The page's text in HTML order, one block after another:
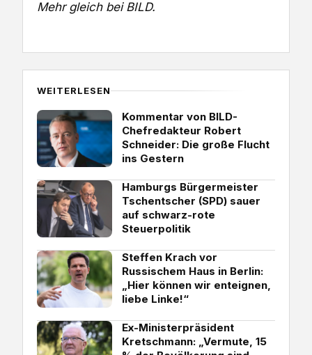
Mehr gleich bei BILD.
WEITERLESEN
Kommentar von BILD-
Chefredakteur Robert
Schneider: Die große Flucht
ins Gestern
Hamburgs Bürgermeister
Tschentscher (SPD) sauer
auf schwarz-rote
Steuerpolitik
Steffen Krach vor
Russischem Haus in Berlin:
„Hier können wir enteignen,
liebe Linke!“
Ex-Ministerpräsident
Kretschmann: „Vermute, 15